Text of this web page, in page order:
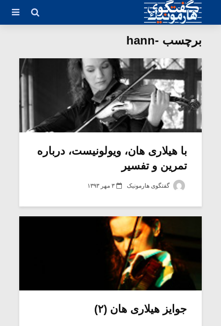
برچسب -hann
با هیلاری هان، ویولونیست، درباره
تمرین و تفسیر
گفتگوی هارمونیک ۳ مهر ۱۳۹۳
جوایز هیلاری هان (۲)